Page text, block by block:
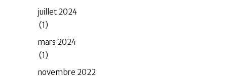
juillet 2024
(1)
mars 2024
(1)
novembre 2022